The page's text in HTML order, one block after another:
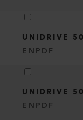
UNIDRIVE
EN PDF
UNIDRIVE
EN PDF